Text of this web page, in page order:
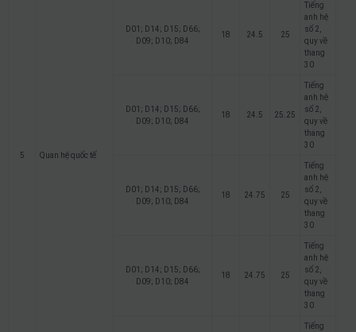
5 Quan hệ quốc tế
D01; D14; D15; D66;
D09; D10; D84
18 24.5 25
Tiếng
anh hệ
số 2,
quy về
thang
30
D01; D14; D15; D66;
D09; D10; D84
18 24.5 25.25
Tiếng
anh hệ
số 2,
quy về
thang
30
D01; D14; D15; D66;
D09; D10; D84
18 24.75 25
Tiếng
anh hệ
số 2,
quy về
thang
30
D01; D14; D15; D66;
D09; D10; D84
18 24.75 25
Tiếng
anh hệ
số 2,
quy về
thang
30
Tiếng